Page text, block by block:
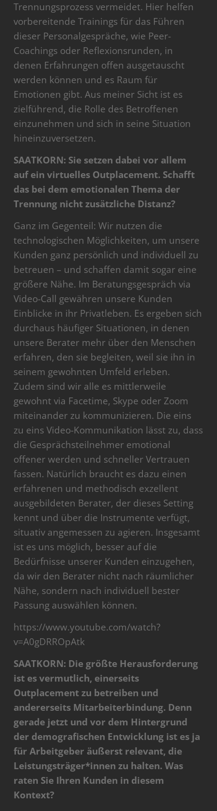
Trennungsprozess vermeidet. Hier helfen
vorbereitende Trainings für das Führen
dieser Personalgespräche, wie Peer-
Coachings oder Reflexionsrunden, in
denen Erfahrungen offen ausgetauscht
werden können und es Raum für
Emotionen gibt. Aus meiner Sicht ist es
zielführend, die Rolle des Betroffenen
einzunehmen und sich in seine Situation
hineinzuversetzen.
SAATKORN: Sie setzen dabei vor allem
auf ein virtuelles Outplacement. Schafft
das bei dem emotionalen Thema der
Trennung nicht zusätzliche Distanz?
Ganz im Gegenteil: Wir nutzen die
technologischen Möglichkeiten, um unsere
Kunden ganz persönlich und individuell zu
betreuen – und schaffen damit sogar eine
größere Nähe. Im Beratungsgespräch via
Video-Call gewähren unsere Kunden
Einblicke in ihr Privatleben. Es ergeben sich
durchaus häufiger Situationen, in denen
unsere Berater mehr über den Menschen
erfahren, den sie begleiten, weil sie ihn in
seinem gewohnten Umfeld erleben.
Zudem sind wir alle es mittlerweile
gewohnt via Facetime, Skype oder Zoom
miteinander zu kommunizieren. Die eins
zu eins Video-Kommunikation lässt zu, dass
die Gesprächsteilnehmer emotional
offener werden und schneller Vertrauen
fassen. Natürlich braucht es dazu einen
erfahrenen und methodisch exzellent
ausgebildeten Berater, der dieses Setting
kennt und über die Instrumente verfügt,
situativ angemessen zu agieren. Insgesamt
ist es uns möglich, besser auf die
Bedürfnisse unserer Kunden einzugehen,
da wir den Berater nicht nach räumlicher
Nähe, sondern nach individuell bester
Passung auswählen können.
https://www.youtube.com/watch?
v=A0gDRROpAtk
SAATKORN: Die größte Herausforderung
ist es vermutlich, einerseits
Outplacement zu betreiben und
andererseits Mitarbeiterbindung. Denn
gerade jetzt und vor dem Hintergrund
der demografischen Entwicklung ist es ja
für Arbeitgeber äußerst relevant, die
Leistungsträger*innen zu halten. Was
raten Sie Ihren Kunden in diesem
Kontext?